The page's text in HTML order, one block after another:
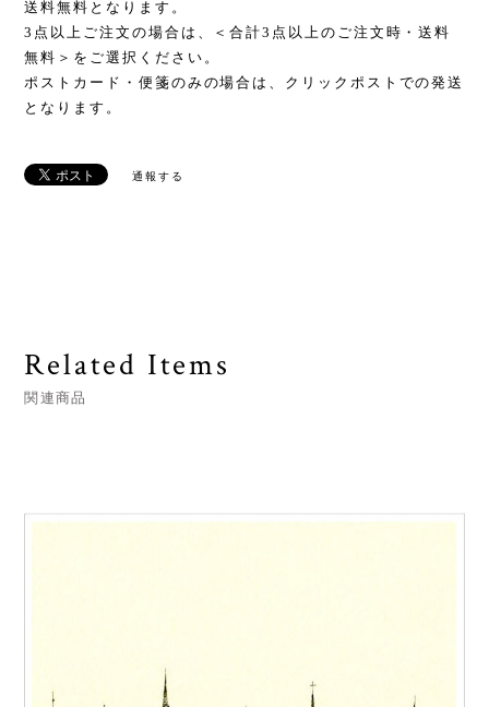
送料無料となります。
3点以上ご注文の場合は、＜合計3点以上のご注文時・送料
無料＞をご選択ください。
ポストカード・便箋のみの場合は、クリックポストでの発送
となります。
通報する
Related Items
関連商品